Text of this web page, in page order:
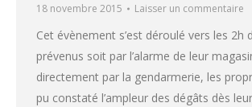
18 novembre 2015
Laisser un commentaire
Cet évènement s’est déroulé vers les 2h
prévenus soit par l’alarme de leur
directement par la gendarmerie, les
pu constaté l’ampleur des dégâts dès